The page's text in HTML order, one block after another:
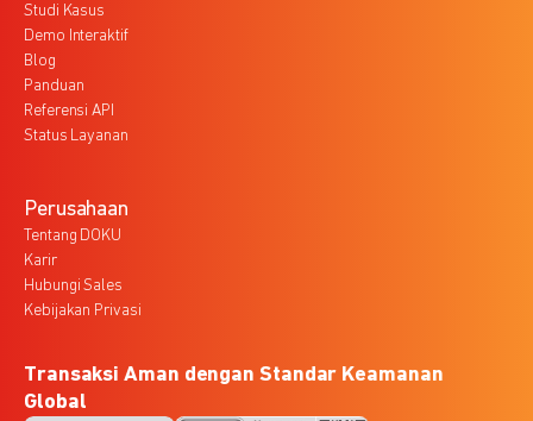
Studi Kasus
Demo Interaktif
Blog
Panduan
Referensi API
Status Layanan
Perusahaan
Tentang DOKU
Karir
Hubungi Sales
Kebijakan Privasi
Transaksi Aman dengan Standar Keamanan
Global